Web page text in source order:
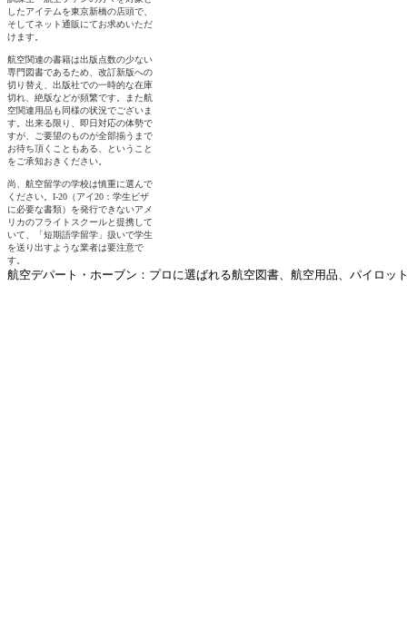
航空デパート・ホーブン：プロに選ばれる航空図書、航空用品、パイロッ